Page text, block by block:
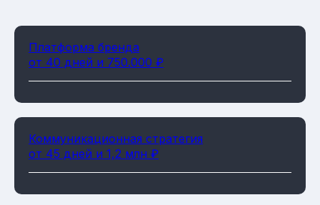
Платформа бренда
от 40 дней и 750.000 ₽
Коммуникационная стратегия
от 45 дней и 1,2 млн ₽